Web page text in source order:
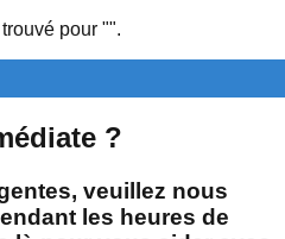
pour "".
?
veuillez nous
les heures de